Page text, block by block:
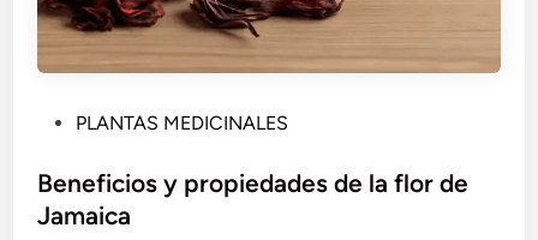
b
PLANTAS MEDICINALES
Beneficios y propiedades de la flor de
Jamaica